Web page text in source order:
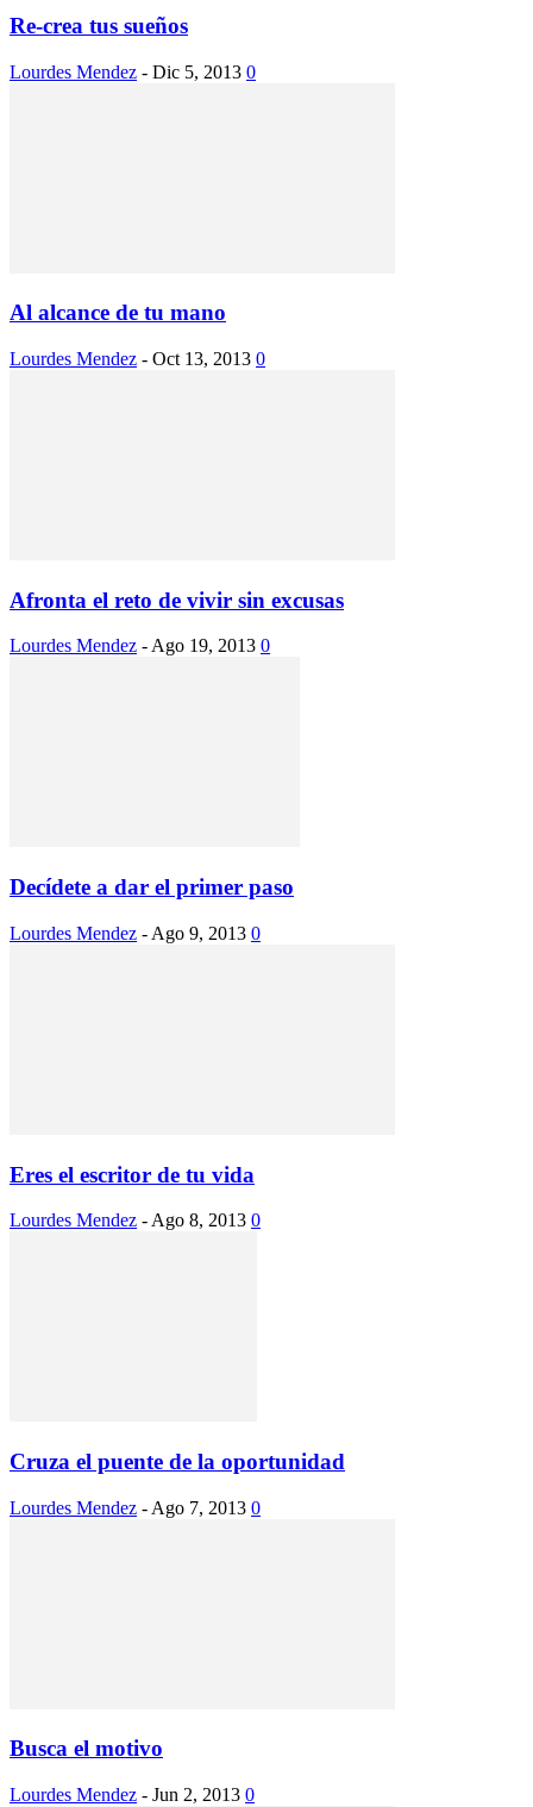
Re-crea tus sueños
Lourdes Mendez - Dic 5, 2013 0
Al alcance de tu mano
Lourdes Mendez - Oct 13, 2013 0
Afronta el reto de vivir sin excusas
Lourdes Mendez -Ago 19, 2013 0
Decídete a dar el primer paso
Lourdes Mendez - Ago 9, 2013 0
Eres el escritor de tu vida
Lourdes Mendez - Ago 8, 2013 0
Cruza el puente de la oportunidad
Lourdes Mendez - Ago 7, 2013 0
Busca el motivo
Lourdes Mendez - Jun 2, 2013 0